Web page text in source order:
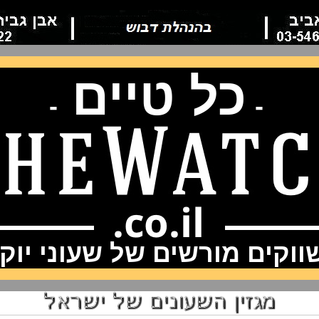
- כל טיים -
מורשים של שעוני